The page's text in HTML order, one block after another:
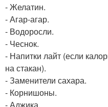
- Желатин.
- Агар-агар.
- Водоросли.
- Чеснок.
- Напитки лайт (если
на стакан).
- Заменители сахара.
- Корнишоны.